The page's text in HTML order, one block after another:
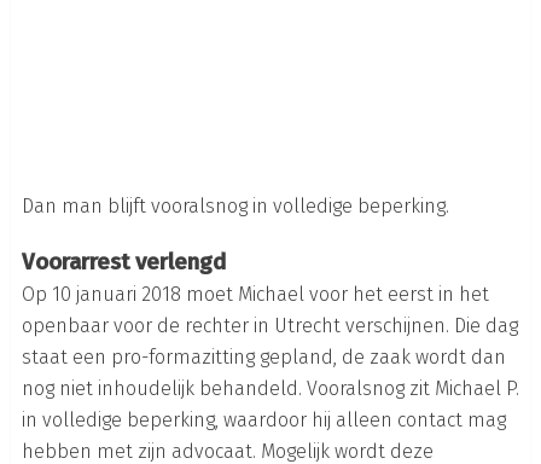
Dan man blijft vooralsnog in volledige beperking.
Voorarrest verlengd
Op 10 januari 2018 moet Michael voor het eerst in het
openbaar voor de rechter in Utrecht verschijnen. Die dag
staat een pro-formazitting gepland, de zaak wordt dan
nog niet inhoudelijk behandeld. Vooralsnog zit Michael P.
in volledige beperking, waardoor hij alleen contact mag
hebben met zijn advocaat. Mogelijk wordt deze